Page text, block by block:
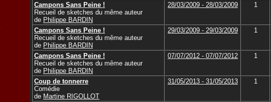
Campons Sans Peine !
Recueil de sketches du même auteur
de Philippe BARDIN
28/03/2009 - 28/03/2009 1
Campons Sans Peine !
Recueil de sketches du même auteur
de Philippe BARDIN
29/03/2009 - 29/03/2009 1
Campons Sans Peine !
Recueil de sketches du même auteur
de Philippe BARDIN
07/07/2012 - 07/07/2012 1
Coup de tonnerre
Comédie
de Martine RIGOLLOT
31/05/2013 - 31/05/2013 1